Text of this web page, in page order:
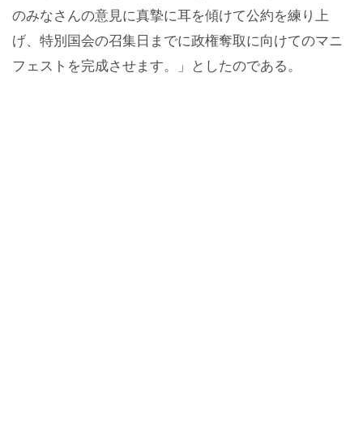
のみなさんの意見に真摯に耳を傾けて公約を練り上
げ、特別国会の召集日までに政権奪取に向けてのマニ
フェストを完成させます。」としたのである。